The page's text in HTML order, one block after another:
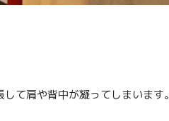
て肩や背中が凝ってしまいます。